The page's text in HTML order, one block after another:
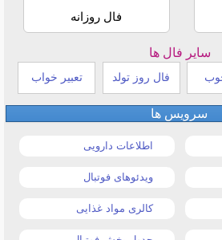
فال روزانه
سایر فال ها
فال روز تولد تعبیر خواب
سرویس ها
اطلاعات دارویی
ویدئوهای فوتبال
کالری مواد غذایی